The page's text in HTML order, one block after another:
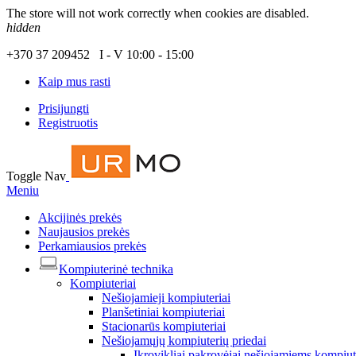
The store will not work correctly when cookies are disabled.
hidden
+370 37 209452 I - V 10:00 - 15:00
Kaip mus rasti
Prisijungti
Registruotis
Toggle Nav
Meniu
Akcijinės prekės
Naujausios prekės
Perkamiausios prekės
Kompiuterinė technika
Kompiuteriai
Nešiojamieji kompiuteriai
Planšetiniai kompiuteriai
Stacionarūs kompiuteriai
Nešiojamųjų kompiuterių priedai